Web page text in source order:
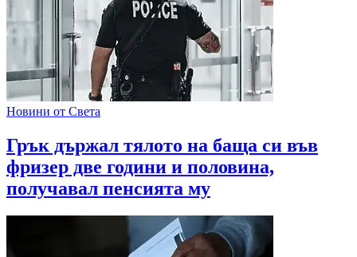
Новини от Света
Грък държал тялото на баща си във
фризер две години и половина,
получавал пенсията му